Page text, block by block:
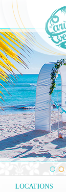
LOCATIONS